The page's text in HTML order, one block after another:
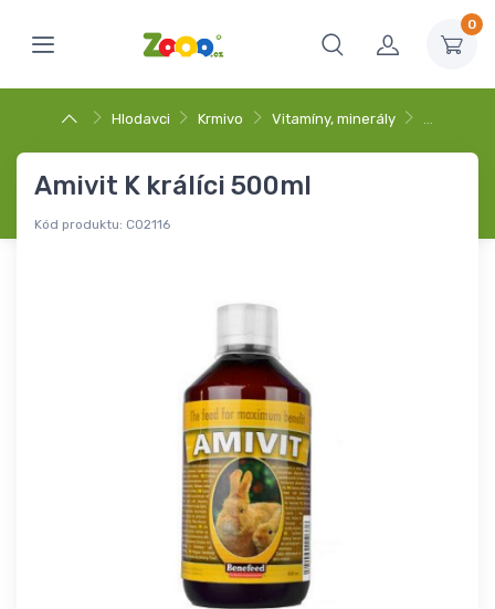
0
Hlodavci Krmivo Vitamíny, minerály …
Amivit K králíci 500ml
Kód produktu: C02116